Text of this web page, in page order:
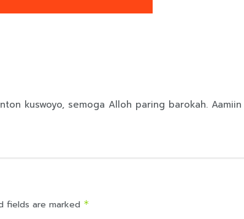
kuswoyo, semoga Alloh paring barokah. Aamiin
fields are marked *